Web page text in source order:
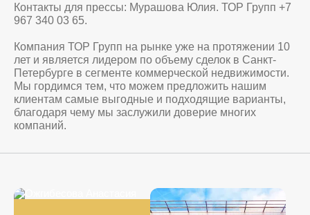
Контакты для прессы: Мурашова Юлия. ТОР Групп +7
967 340 03 65.
Компания ТОР Групп на рынке уже на протяжении 10
лет и является лидером по объему сделок в Санкт-
Петербурге в сегменте коммерческой недвижимости.
Мы гордимся тем, что можем предложить нашим
клиентам самые выгодные и подходящие варианты,
благодаря чему мы заслужили доверие многих
компаний.